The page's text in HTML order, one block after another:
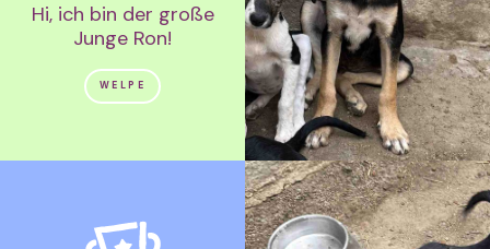
Hi, ich bin der große
Junge Ron!
WELPE